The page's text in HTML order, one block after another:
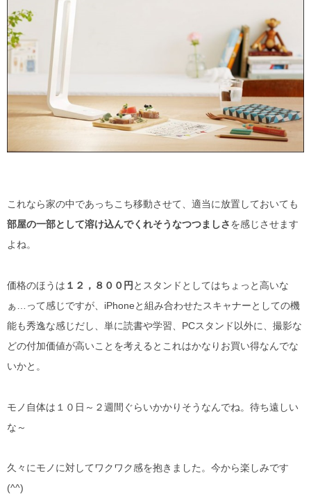
これなら家の中であっちこち移動させて、適当に放置しておいても
部屋の一部として溶け込んでくれそうなつつましさを感じさせます
よね。
価格のほうは １２，８００円とスタンドとしてはちょっと高いな
ぁ…って感じですが、iPhoneと組み合わせたスキャナーとしての機
能も秀逸な感じだし、単に読書や学習、PCスタンド以外に、撮影な
どの付加価値が高いことを考えるとこれはかなりお買い得なんでな
いかと。
モノ自体は１０日～２週間ぐらいかかりそうなんでね。待ち遠しい
な～
久々にモノに対してワクワク感を抱きました。今から楽しみです
(^^)